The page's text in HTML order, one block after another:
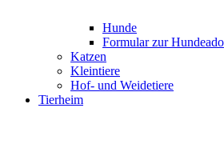
Hunde
Formular zur
Katzen
Kleintiere
Hof- und Weidetiere
Tierheim